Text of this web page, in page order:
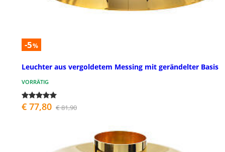
-5%
Leuchter aus vergoldetem Messing mit gerändelter Basis
VORRÄTIG
€ 77,80 € 81,90